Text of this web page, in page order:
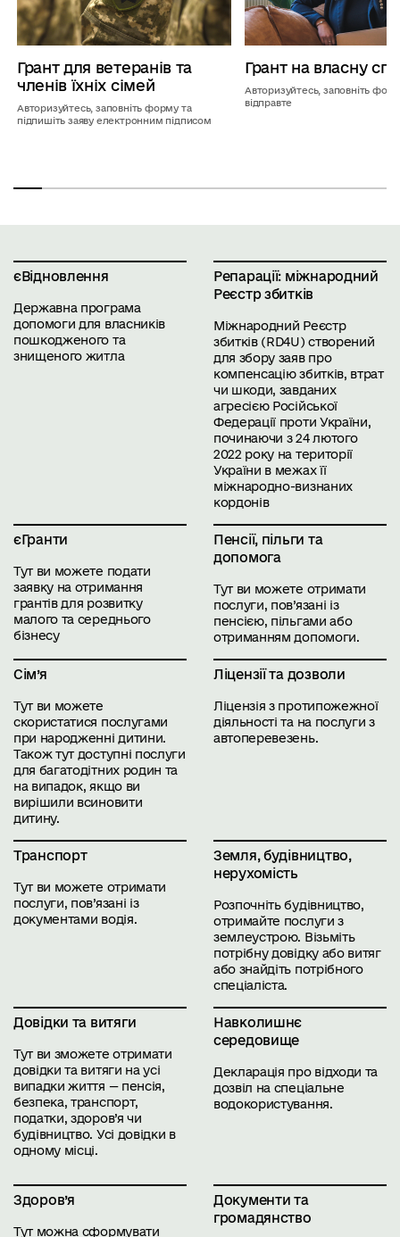
Грант для ветеранів та
членів їхніх сімей
Авторизуйтесь, заповніть форму та
підпишіть заяву електронним підписом
Грант на власну
Авторизуйтесь, заповніть
відправте
єВідновлення
Державна програма
допомоги для власників
пошкодженого та
знищеного житла
Репарації: міжнародний
Реєстр збитків
Міжнародний Реєстр
збитків (RD4U) створений
для збору заяв про
компенсацію збитків, втрат
чи шкоди, завданих
агресією Російської
Федерації проти України,
починаючи з 24 лютого
2022 року на території
України в межах її
міжнародно-визнаних
кордонів
єГранти
Тут ви можете подати
заявку на отримання
грантів для розвитку
малого та середнього
бізнесу
Пенсії, пільги та
допомога
Тут ви можете отримати
послуги, пов’язані із
пенсією, пільгами або
отриманням допомоги.
Сім’я
Тут ви можете
скористатися послугами
при народженні дитини.
Також тут доступні послуги
для багатодітних родин та
на випадок, якщо ви
вирішили всиновити
дитину.
Ліцензії та дозволи
Ліцензія з протипожежної
діяльності та на послуги з
автоперевезень.
Транспорт
Тут ви можете отримати
послуги, пов’язані із
документами водія.
Земля, будівництво,
нерухомість
Розпочніть будівництво,
отримайте послуги з
землеустрою. Візьміть
потрібну довідку або витяг
або знайдіть потрібного
спеціаліста.
Довідки та витяги
Тут ви зможете отримати
довідки та витяги на усі
випадки життя — пенсія,
безпека, транспорт,
податки, здоров’я чи
будівництво. Усі довідки в
одному місці.
Навколишнє
середовище
Декларація про відходи та
дозвіл на спеціальне
водокористування.
Здоров’я
Тут можна сформувати
Документи та
громадянство